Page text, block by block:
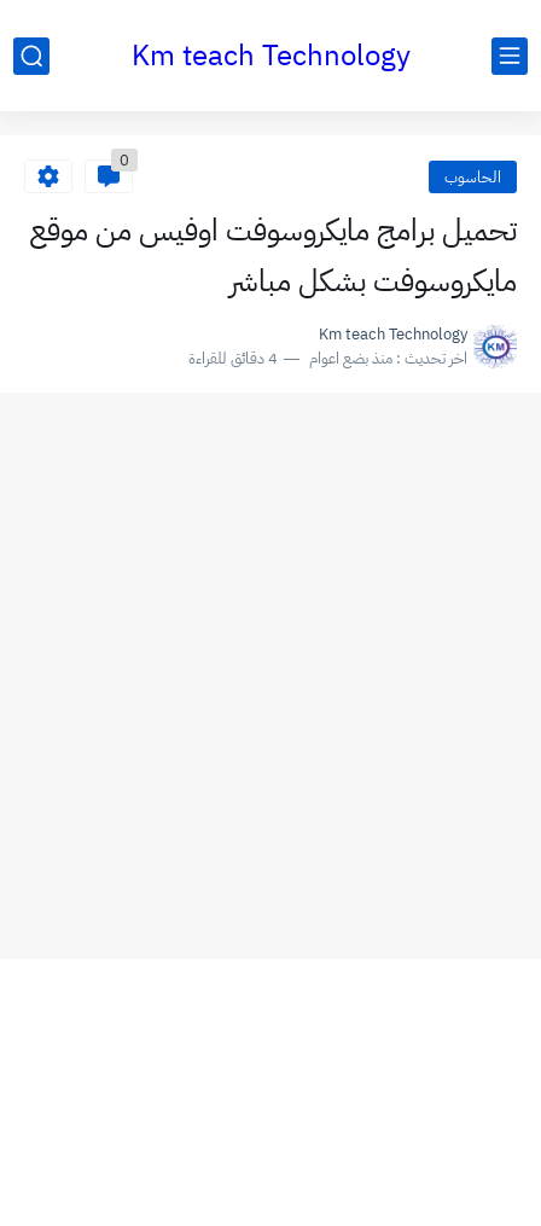
Km teach Technology
الحاسوب
0
تحميل برامج مايكروسوفت اوفيس من موقع
مايكروسوفت بشكل مباشر
Km teach Technology
اخر تحديث : منذ بضع اعوام 4 دقائق للقراءة